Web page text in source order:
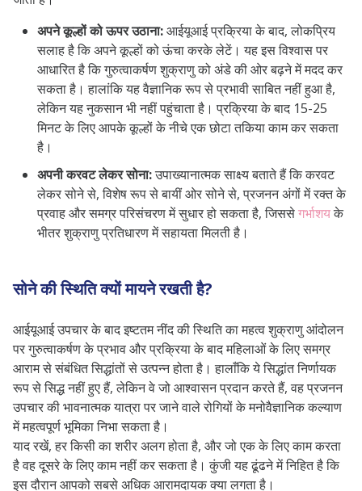
अपने कूल्हों को ऊपर उठाना:आईयूआई प्रक्रिया के बाद, लोकप्रिय
सलाह है कि अपने कूल्हों को ऊंचा करके लेटें। यह इस विश्वास पर
आधारित है कि गुरुत्वाकर्षण शुक्राणु को अंडे की ओर बढ़ने में मदद कर
सकता है। हालांकि यह वैज्ञानिक रूप से प्रभावी साबित नहीं हुआ है,
लेकिन यह नुकसान भी नहीं पहुंचाता है। प्रक्रिया के बाद 15-25
मिनट के लिए आपके कूल्हों के नीचे एक छोटा तकिया काम कर सकता
है।
अपनी करवट लेकर सोना:उपाख्यानात्मक साक्ष्य बताते हैं कि करवट
लेकर सोने से, विशेष रूप से बायीं ओर सोने से, प्रजनन अंगों में रक्त के
प्रवाह और समग्र परिसंचरण में सुधार हो सकता है, जिससेगर्भाशयके
भीतर शुक्राणु प्रतिधारण में सहायता मिलती है।
सोने की स्थिति क्यों मायने रखती है?
आईयूआई उपचार के बाद इष्टतम नींद की स्थिति का महत्व शुक्राणु आंदोलन
पर गुरुत्वाकर्षण के प्रभाव और प्रक्रिया के बाद महिलाओं के लिए समग्र
आराम से संबंधित सिद्धांतों से उत्पन्न होता है। हालाँकि ये सिद्धांत निर्णायक
रूप से सिद्ध नहीं हुए हैं, लेकिन वे जो आश्वासन प्रदान करते हैं, वह प्रजनन
उपचार की भावनात्मक यात्रा पर जाने वाले रोगियों के मनोवैज्ञानिक कल्याण
में महत्वपूर्ण भूमिका निभा सकता है।
याद रखें, हर किसी का शरीर अलग होता है, और जो एक के लिए काम करता
है वह दूसरे के लिए काम नहीं कर सकता है। कुंजी यह ढूंढने में निहित है कि
इस दौरान आपको सबसे अधिक आरामदायक क्या लगता है।